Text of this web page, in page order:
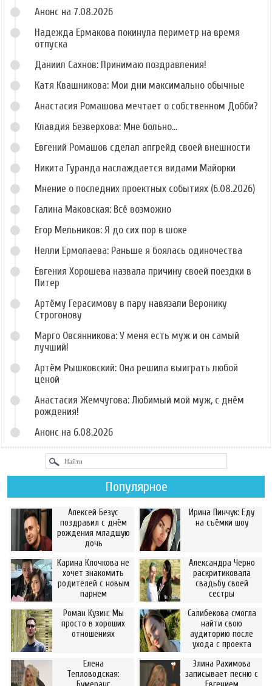
Анонс на 7.08.2026
Надежда Ермакова покинула периметр на время
отпуска
Даниил Сахнов: Принимаю поздравления!
Катя Квашникова: Мои дни максимально обычные
Анастасия Ромашова мечтает о собственном Добби?
Клавдия Безверхова: Мне больно...
Евгений Ромашов сделал апгрейд своей внешности
Никита Гуранда наслаждается видами Майорки
Мнение о последних проектных событиях (6.08.2026)
Галина Маковская: Всё возможно
Егор Мельников: Я до сих пор в шоке
Нелли Ермолаева: Раньше я боялась одиночества
Евгения Хорошева назвала причину своей поездки в
Питер
Артёму Герасимову в пару навязали Веронику
Строгонову
Марго Овсянникова: У меня есть муж и он самый
лучший!
Артём Рышковский: Она решила выиграть любой
ценой
Анастасия Жемчугова: Любимый мой муж, с днём
рождения!
Анонс на 6.08.2026
Популярное
Алексей Безус
поздравил с днём
рождения младшую
дочь
Ирина Пинчук: Еду
на съёмки шоу
Карина Клочкова не
хочет знакомить
родителей с новым
парнем
Александра Черно
раскритиковала
свадьбу своей
сестры
Роман Кузин: Мы
просто в хороших
отношениях
Салибекова смогла
найти свою
аудиторию после
ухода с проекта
Елена
Тепловодская:
Элина Рахимова
записывает песню с